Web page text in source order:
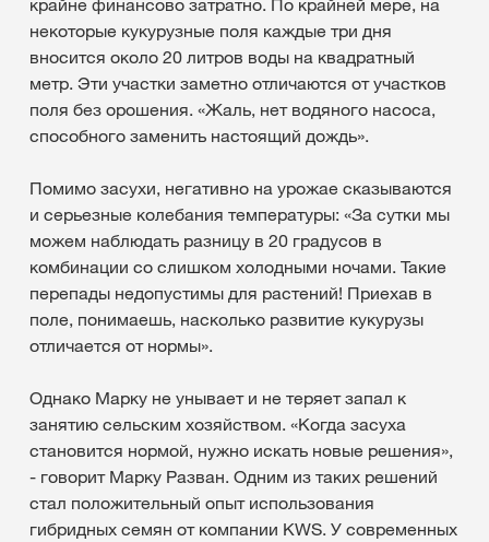
некоторые кукурузные поля каждые три дня
вносится около 20 литров воды на квадратный
метр. Эти участки заметно отличаются от участков
поля без орошения. «Жаль, нет водяного насоса,
способного заменить настоящий дождь».
Помимо засухи, негативно на урожае сказываются
и серьезные колебания температуры: «За сутки мы
можем наблюдать разницу в 20 градусов в
комбинации со слишком холодными ночами. Такие
перепады недопустимы для растений! Приехав в
поле, понимаешь, насколько развитие кукурузы
отличается от нормы».
Однако Марку не унывает и не теряет запал к
занятию сельским хозяйством. «Когда засуха
становится нормой, нужно искать новые решения»,
- говорит Марку Разван. Одним из таких решений
стал положительный опыт использования
гибридных семян от компании KWS. У современных